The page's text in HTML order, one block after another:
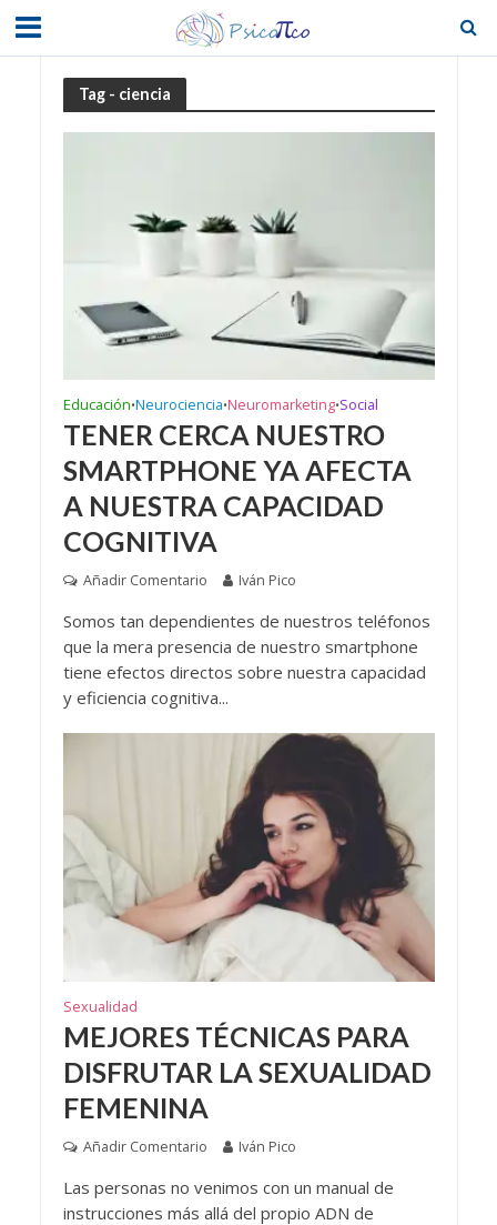
Tag - ciencia
Educación•Neurociencia•Neuromarketing•Social
TENER CERCA NUESTRO
SMARTPHONE YA AFECTA
A NUESTRA CAPACIDAD
COGNITIVA
Añadir Comentario Iván Pico
Somos tan dependientes de nuestros teléfonos
que la mera presencia de nuestro smartphone
tiene efectos directos sobre nuestra capacidad
y eficiencia cognitiva...
Sexualidad
MEJORES TÉCNICAS PARA
DISFRUTAR LA SEXUALIDAD
FEMENINA
Añadir Comentario Iván Pico
Las personas no venimos con un manual de
instrucciones más allá del propio ADN de